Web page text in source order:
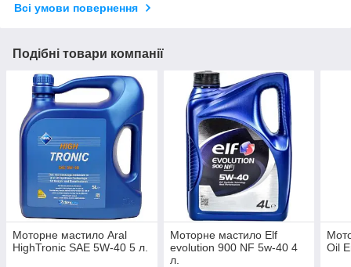
Всі умови повернення
Подібні товари компанії
Моторне мастило Aral
HighTronic SAE 5W-40 5 л.
Моторне мастило Elf
evolution 900 NF 5w-40 4
л.
Oil